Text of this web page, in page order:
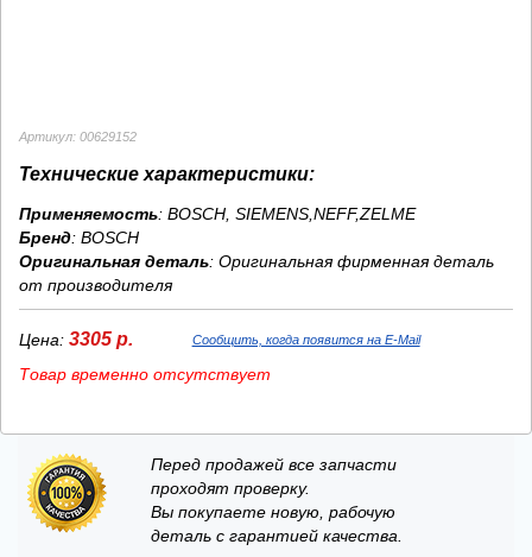
Артикул: 00629152
Технические характеристики:
Применяемость: BOSCH, SIEMENS,NEFF,ZELME
Бренд: BOSCH
Оригинальная деталь: Оригинальная фирменная деталь
от производителя
Цена: 3305 р. Сообщить, когда появится на E-Mail
Товар временно отсутствует
Перед продажей все запчасти
проходят проверку.
Вы покупаете новую, рабочую
деталь с гарантией качества.